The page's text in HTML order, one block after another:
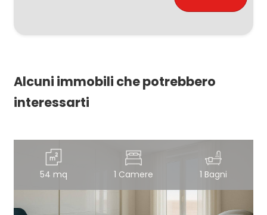
Alcuni immobili che potrebbero
interessarti
54 mq 1 Camere 1 Bagni